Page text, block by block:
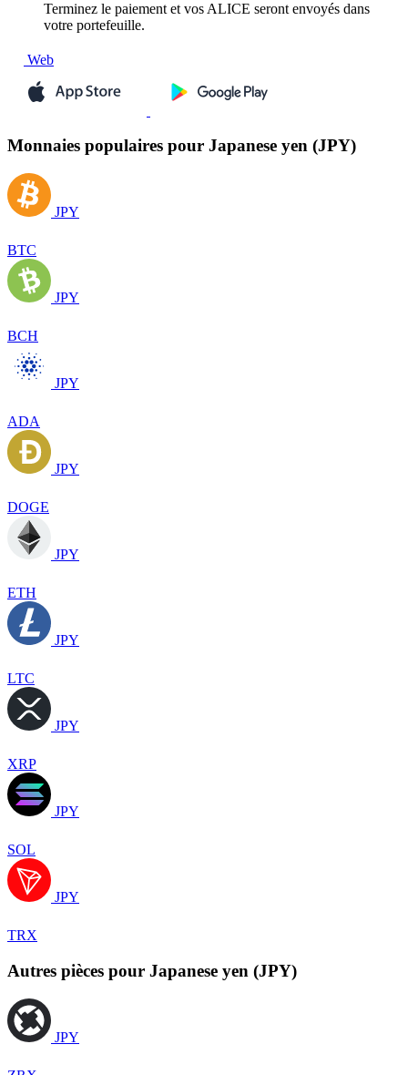
Terminez le paiement et vos ALICE seront envoyés dans
votre portefeuille.
Web
Monnaies populaires pour Japanese yen (JPY)
JPY
BTC
JPY
BCH
JPY
ADA
JPY
DOGE
JPY
ETH
JPY
LTC
JPY
XRP
JPY
SOL
JPY
TRX
Autres pièces pour Japanese yen (JPY)
JPY